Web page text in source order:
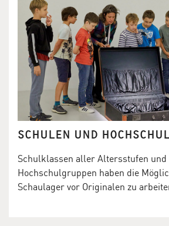
SCHULEN UND
Schulklassen aller Altersstufen und
Hochschulgruppen haben die
Schaulager vor Originalen zu